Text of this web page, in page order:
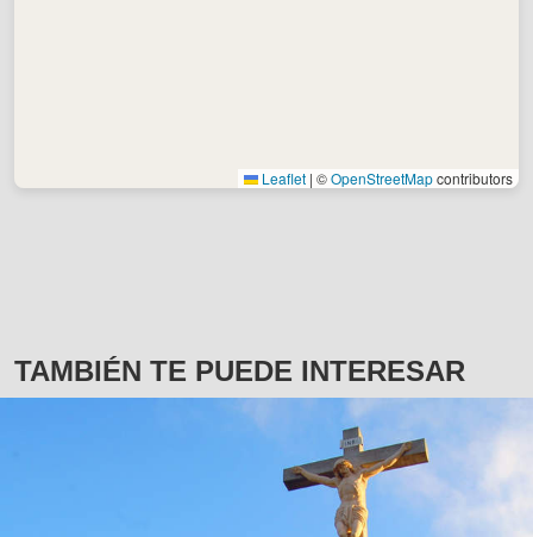
Leaflet | ©OpenStreetMapcontributors
TAMBIÉN TE PUEDE INTERESAR